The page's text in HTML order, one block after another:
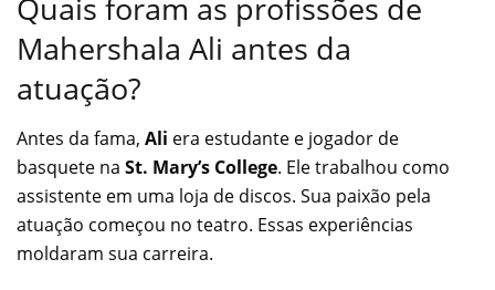
Quais foram as profissões de
Mahershala Ali antes da
atuação?
Antes da fama, Ali era estudante e jogador de
basquete na St. Mary’s College. Ele trabalhou como
assistente em uma loja de discos. Sua paixão pela
atuação começou no teatro. Essas experiências
moldaram sua carreira.